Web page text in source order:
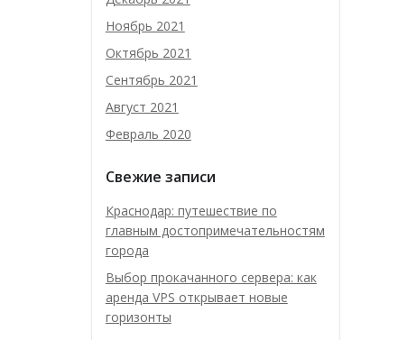
Ноябрь 2021
Октябрь 2021
Сентябрь 2021
Август 2021
Февраль 2020
Свежие записи
Краснодар: путешествие по
главным достопримечательностям
города
Выбор прокачанного сервера: как
аренда VPS открывает новые
горизонты